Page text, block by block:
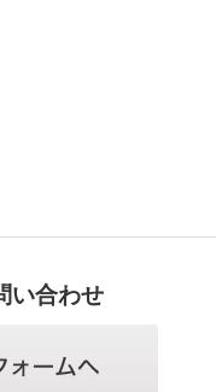
い合わせ